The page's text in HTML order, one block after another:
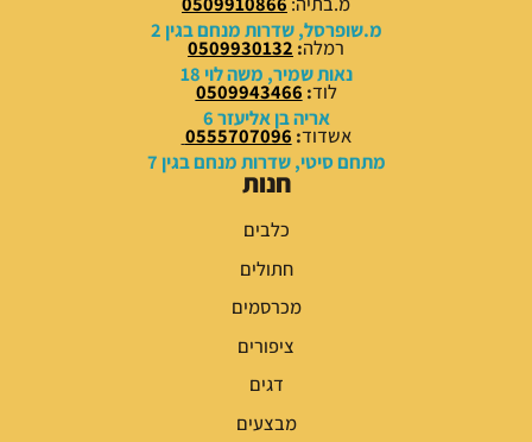
0
₪
.
0
₪
.
מ.שופרסל, שדרות מנחם בגין 2
רמלה:
0509930132
נאות שמיר, משה לוי 18
לוד:
0509943466
אריה בן אליעזר 6
אשדוד:
0555707096
מתחם סיטי, שדרות מנחם בגין 7
חנות
כלבים
חתולים
מכרסמים
ציפורים
דגים
מבצעים